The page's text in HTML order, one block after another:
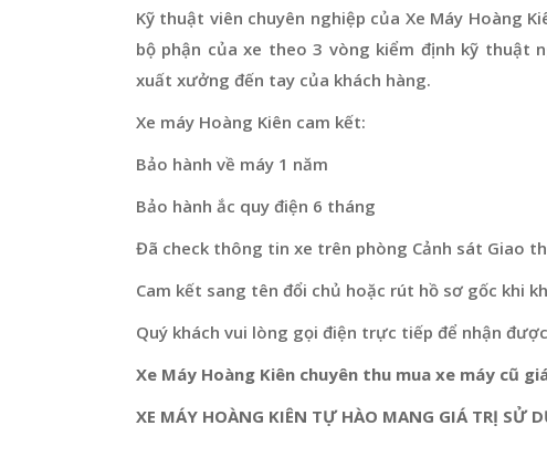
Kỹ thuật viên chuyên nghiệp của Xe Máy Hoàng
bộ phận của xe theo 3 vòng kiểm định kỹ
xuất xưởng đến tay của khách hàng.
Xe máy Hoàng Kiên cam kết:
Bảo hành về máy 1 năm
Bảo hành ắc quy điện 6 tháng
Đã check thông tin xe trên phòng Cảnh sát Giao
Cam kết sang tên đổi chủ hoặc rút hồ sơ gốc khi
Quý khách vui lòng gọi điện trực tiếp để nhận
Xe Máy Hoàng Kiên chuyên thu mua xe máy cũ
XE MÁY HOÀNG KIÊN TỰ HÀO MANG GIÁ TRỊ SỬ